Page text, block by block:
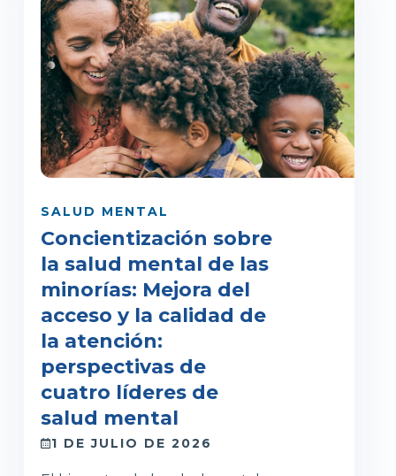
SALUD MENTAL
Concientización sobre
la salud mental de las
minorías: Mejora del
acceso y la calidad de
la atención:
perspectivas de
cuatro líderes de
salud mental
1 DE JULIO DE 2026